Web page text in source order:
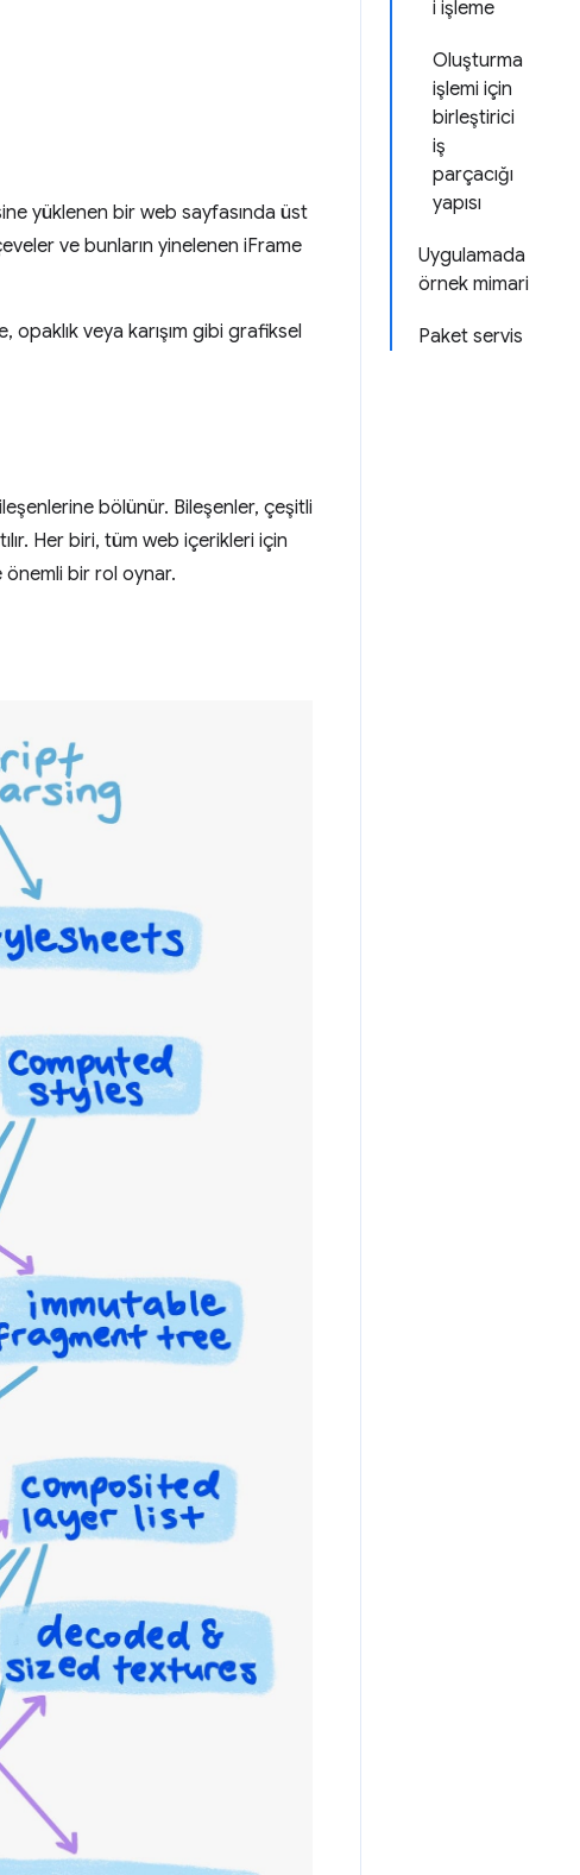
i işleme
Oluşturma
işlemi için
birleştirici
iş
parçacığı
yapısı
Uygulamada
örnek mimari
Paket servis
yüklenen bir web sayfasında üst
ve bunların yinelenen iFrame
veya karışım gibi grafiksel
bölünür. Bileşenler, çeşitli
Her biri, tüm web içerikleri için
bir rol oynar.